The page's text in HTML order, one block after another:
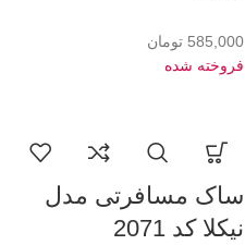
585,000 تومان
فروخته شده
ساک مسافرتی مدل
نیکلا کد 2071